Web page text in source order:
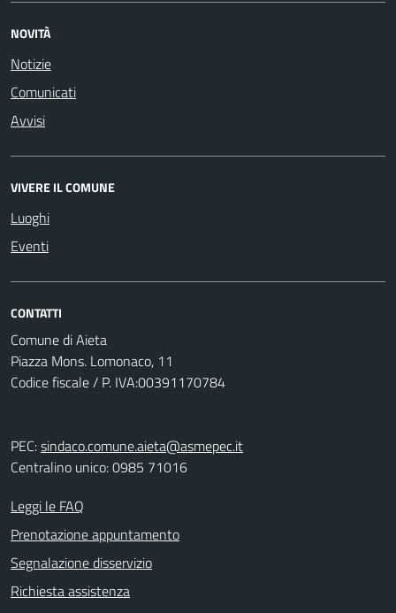
NOVITÀ
Notizie
Comunicati
Avvisi
VIVERE IL COMUNE
Luoghi
Eventi
CONTATTI
Comune di Aieta
Piazza Mons. Lomonaco, 11
Codice fiscale / P. IVA:00391170784
PEC:sindaco.comune.aieta@asmepec.it
Centralino unico: 0985 71016
Leggi le FAQ
Prenotazione appuntamento
Segnalazione disservizio
Richiesta assistenza